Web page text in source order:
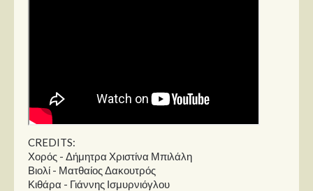
CREDITS:
Χορός - Δήμητρα Χριστίνα Μπιλάλη
Βιολί - Ματθαίος Δακουτρός
Κιθάρα - Γιάννης Ισμυρνιόγλου